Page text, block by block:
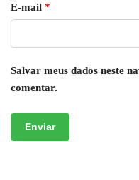
E-mail *
Salvar meus dados neste
comentar.